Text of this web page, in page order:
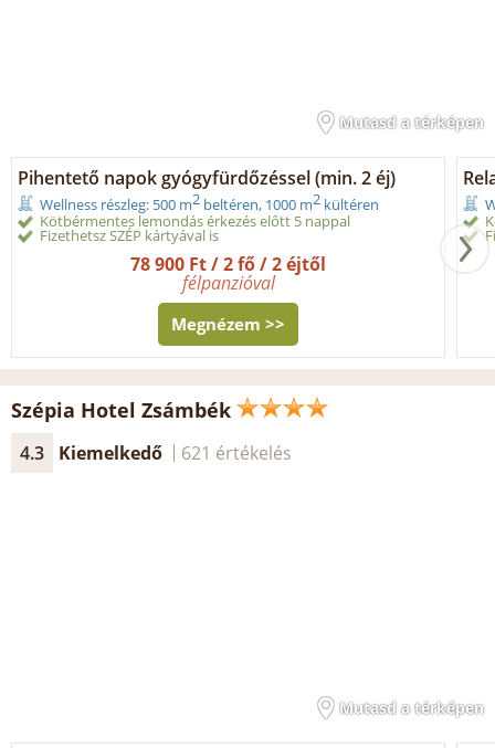
Mutasd a térképen
Pihentető napok gyógyfürdőzéssel (min. 2 éj)
Wellness részleg: 500 m2 beltéren, 1000 m2 kültéren
Kötbérmentes lemondás érkezés előtt 5 nappal
Fizethetsz SZÉP kártyával is
78 900 Ft / 2 fő / 2 éjtől
félpanzióval
Megnézem >>
Szépia Hotel Zsámbék
4.3 Kiemelkedő 621 értékelés
Mutasd a térképen